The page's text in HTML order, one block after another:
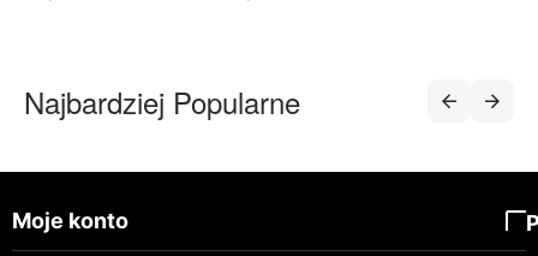
Najbardziej Popularne
Moje konto